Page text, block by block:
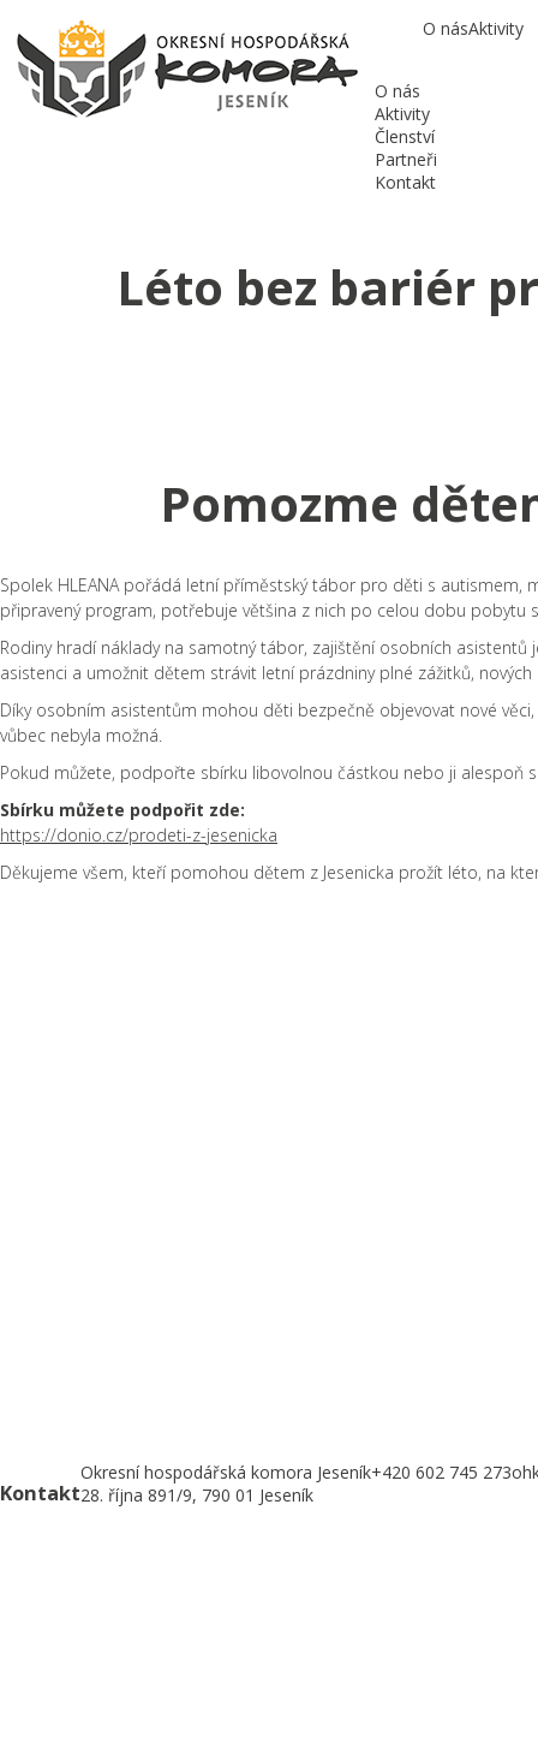
O násAktivity
O nás
Aktivity
Členství
Partneři
Kontakt
Léto bez bariér
Pomozme
Spolek HLEANA pořádá letní příměstský tábor pro děti s autismem,
připravený program, potřebuje většina z nich po celou dobu pobytu
Rodiny hradí náklady na samotný tábor, zajištění osobních
asistenci a umožnit dětem strávit letní prázdniny plné zážitků,
Díky osobním asistentům mohou děti bezpečně objevovat nové
vůbec nebyla možná.
Pokud můžete, podpořte sbírku libovolnou částkou nebo ji alespoň
Sbírku můžete podpořit zde:
https://donio.cz/prodeti-z-jesenicka
Děkujeme všem, kteří pomohou dětem z Jesenicka prožít léto, na
Kontakt
Okresní hospodářská komora Jeseník
28. října 891/9, 790 01 Jeseník
+420 602 745 273